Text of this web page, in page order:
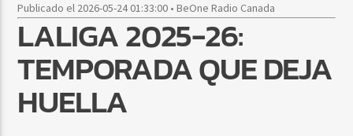
Publicado el 2026-05-24 01:33:00 • BeOne Radio Canada
LALIGA 2025-26:
TEMPORADA QUE DEJA
HUELLA